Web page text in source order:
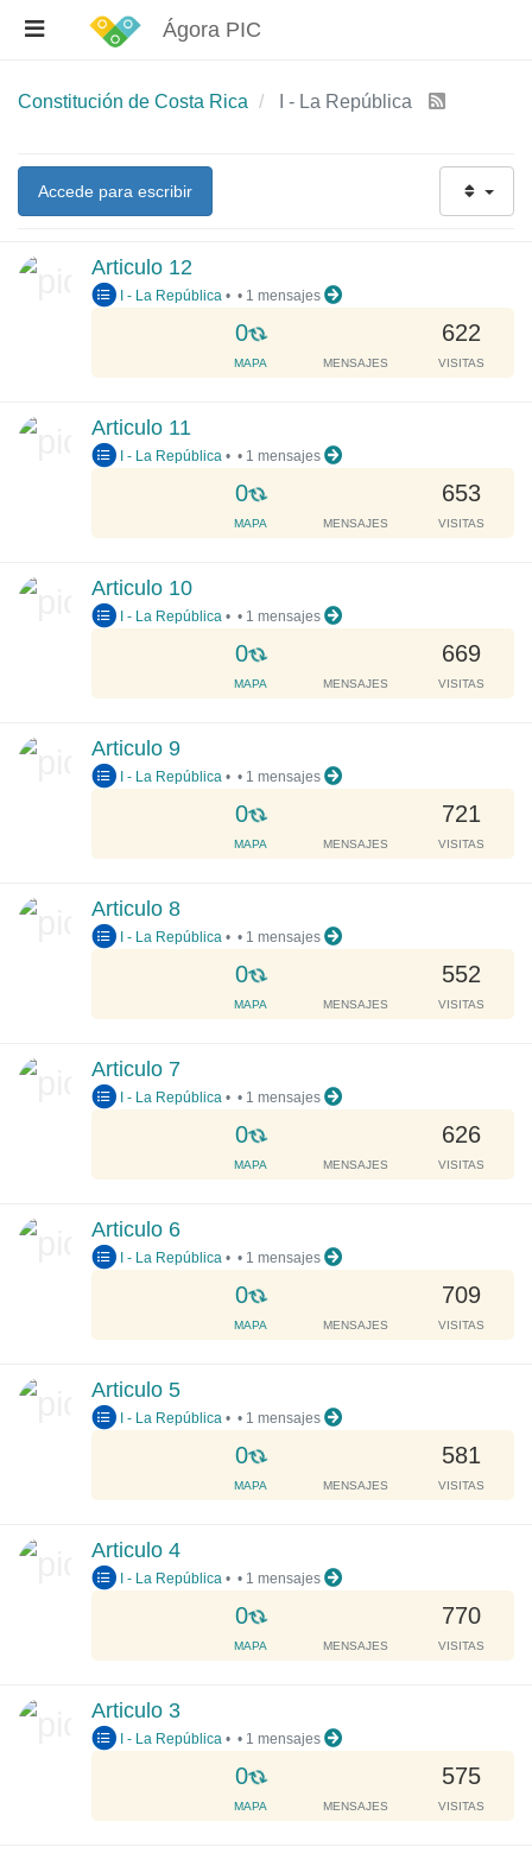
Ágora PIC
Constitución de Costa Rica I - La República
Accede para escribir
Articulo 12
I - La República •
0
L
o
a
n
g
.
.
MAPA MENSAJES
622
VISITAS
• 1 mensajes
Articulo 11
I - La República •
0
L
o
a
n
g
.
.
MAPA MENSAJES
653
VISITAS
• 1 mensajes
Articulo 10
I - La República •
0
L
o
a
n
g
.
.
MAPA MENSAJES
669
VISITAS
• 1 mensajes
Articulo 9
I - La República •
0
L
o
a
n
g
.
.
MAPA MENSAJES
721
VISITAS
• 1 mensajes
Articulo 8
I - La República •
0
L
o
a
n
g
.
.
MAPA MENSAJES
552
VISITAS
• 1 mensajes
Articulo 7
I - La República •
0
L
o
a
n
g
.
.
MAPA MENSAJES
626
VISITAS
• 1 mensajes
Articulo 6
I - La República •
0
L
o
a
n
g
.
.
MAPA MENSAJES
709
VISITAS
• 1 mensajes
Articulo 5
I - La República •
0
L
o
a
n
g
.
.
MAPA MENSAJES
581
VISITAS
• 1 mensajes
Articulo 4
I - La República •
0
L
o
a
n
g
.
.
MAPA MENSAJES
770
VISITAS
• 1 mensajes
Articulo 3
I - La República •
0
L
o
a
MAPA MENSAJES
575
VISITAS
• 1 mensajes